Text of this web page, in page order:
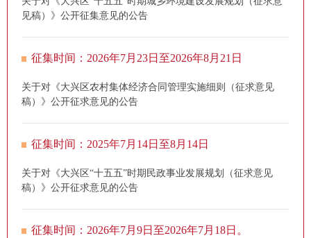
见稿）》公开征集意见的公告
征集时间：2026年7月23日至2026年8月21日
关于对《大兴区农村集体经济合同管理实施细则（征求意见
稿）》公开征求意见的公告
征集时间：2025年7月14日至8月14日
关于对《大兴区“十五五”时期民政事业发展规划（征求意见
稿）》公开征求意见的公告
征集时间：2026年7月9日至2026年7月18日。